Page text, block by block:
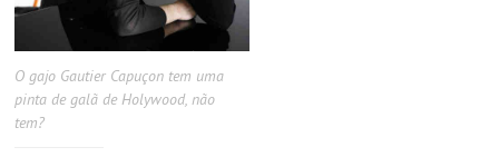
O gajo Gautier Capuçon tem uma
pinta de galã de Holywood, não
tem?